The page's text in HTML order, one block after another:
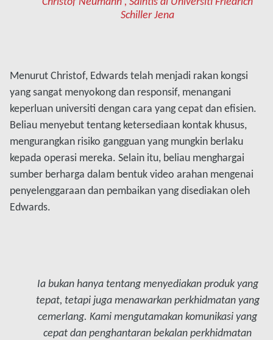
Schiller Jena
Menurut Christof, Edwards telah menjadi rakan kongsi
yang sangat menyokong dan responsif, menangani
keperluan universiti dengan cara yang cepat dan efisien.
Beliau menyebut tentang ketersediaan kontak khusus,
mengurangkan risiko gangguan yang mungkin berlaku
kepada operasi mereka. Selain itu, beliau menghargai
sumber berharga dalam bentuk video arahan mengenai
penyelenggaraan dan pembaikan yang disediakan oleh
Edwards.
Ia bukan hanya tentang menyediakan produk yang
tepat, tetapi juga menawarkan perkhidmatan yang
cemerlang. Kami mengutamakan komunikasi yang
cepat dan penghantaran bekalan perkhidmatan